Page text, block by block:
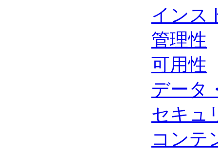
インス
管理性
可用性
データ
セキュ
コンテ